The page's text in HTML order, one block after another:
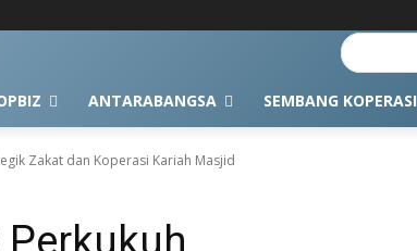
ANTARABANGSA SEMBANG KOPERASI
Zakat dan Koperasi Kariah Masjid
Perkukuh